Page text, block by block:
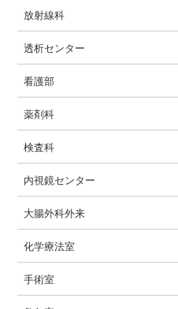
PT・OT・ST
急性期・回復期・生活期
放射線科
一般撮影
CT
MRI
透視
マンモグラフィ
骨密度
透析センター
看護部
薬剤科
検査科
内視鏡センター
内視鏡検査内容
大腸外科外来
化学療法室
手術室
一般的な手術の流れ